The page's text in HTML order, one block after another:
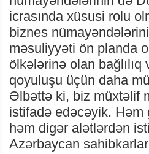
icrasında xüsusi rolu
biznes
məsuliyyəti ön planda
ölkələrinə olan bağlılıq
qoyuluşu üçün daha
Əlbəttə ki, biz müxtəlif
istifadə edəcəyik. Həm
həm digər alətlərdən
Azərbaycan